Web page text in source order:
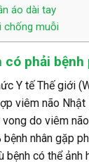
áo dài tay
chống muỗi
có phải bệnh
Y tế Thế giới
viêm não Nhật
do viêm
bệnh nhân gặp
bệnh có thể ảnh